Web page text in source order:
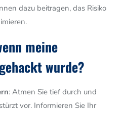
dazu beitragen, das Risiko
meine
wurde?
: Atmen Sie tief durch und
vor. Informieren Sie Ihr